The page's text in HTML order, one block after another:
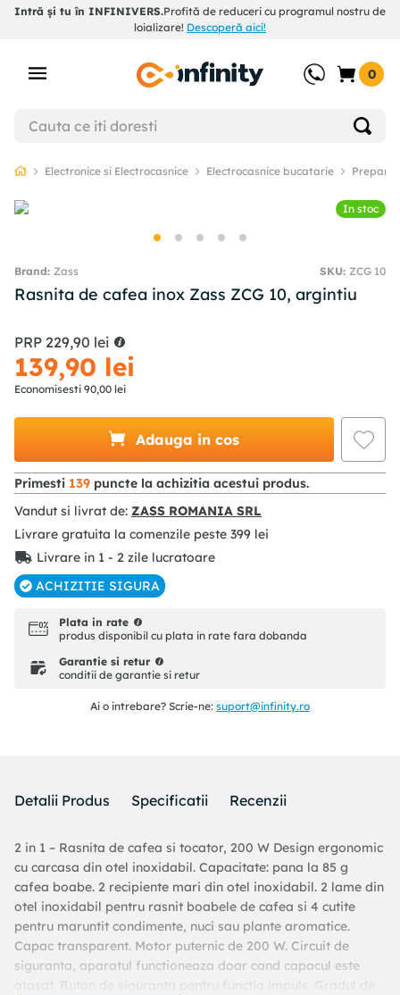
Intră și tu în INFINIVERS.Profită de reduceri cu programul nostru de
loializare! Descoperă aici!
0
Electronice si Electrocasnice Electrocasnice bucatarie
In stoc
Zass SKU: ZCG 10
Rasnita de cafea inox Zass ZCG 10, argintiu
PRP 229,90 lei
139,90 lei
Economisesti 90,00 lei
Adauga in cos
Primesti 139 puncte la achizitia acestui produs.
Vandut si livrat de: ZASS ROMANIA SRL
Livrare gratuita la comenzile peste 399 lei
Livrare in 1 - 2 zile lucratoare
ACHIZITIE SIGURA
Plata in rate
produs disponibil cu plata in rate fara dobanda
Garantie si retur
conditii de garantie si retur
Ai o intrebare? Scrie-ne: suport@infinity.ro
Detalii Produs Specificatii Recenzii
2 in 1 – Rasnita de cafea si tocator, 200 W Design ergonomic
cu carcasa din otel inoxidabil. Capacitate: pana la 85 g
cafea boabe. 2 recipiente mari din otel inoxidabil. 2 lame din
otel inoxidabil pentru rasnit boabele de cafea si 4 cutite
pentru maruntit condimente, nuci sau plante aromatice.
Capac transparent. Motor puternic de 200 W. Circuit de
siguranta, aparatul functioneaza doar cand capacul este
atasat. Buton de siguranta pentru functia impuls. Gradul de